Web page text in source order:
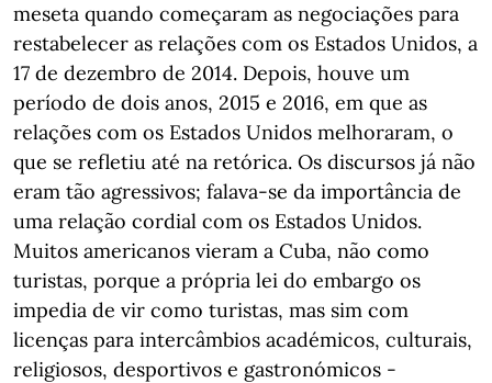
meseta quando começaram as negociações para
restabelecer as relações com os Estados Unidos, a
17 de dezembro de 2014. Depois, houve um
período de dois anos, 2015 e 2016, em que as
relações com os Estados Unidos melhoraram, o
que se refletiu até na retórica. Os discursos já não
eram tão agressivos; falava-se da importância de
uma relação cordial com os Estados Unidos.
Muitos americanos vieram a Cuba, não como
turistas, porque a própria lei do embargo os
impedia de vir como turistas, mas sim com
licenças para intercâmbios académicos, culturais,
religiosos, desportivos e gastronómicos -